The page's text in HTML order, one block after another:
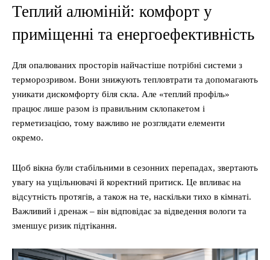
Теплий алюміній: комфорт у
приміщенні та енергоефективність
Для опалюваних просторів найчастіше потрібні системи з
терморозривом. Вони знижують тепловтрати та допомагають
уникати дискомфорту біля скла. Але «теплий профіль»
працює лише разом із правильним склопакетом і
герметизацією, тому важливо не розглядати елементи
окремо.
Щоб вікна були стабільними в сезонних перепадах, звертають
увагу на ущільнювачі й коректний притиск. Це впливає на
відсутність протягів, а також на те, наскільки тихо в кімнаті.
Важливий і дренаж – він відповідає за відведення вологи та
зменшує ризик підтікання.